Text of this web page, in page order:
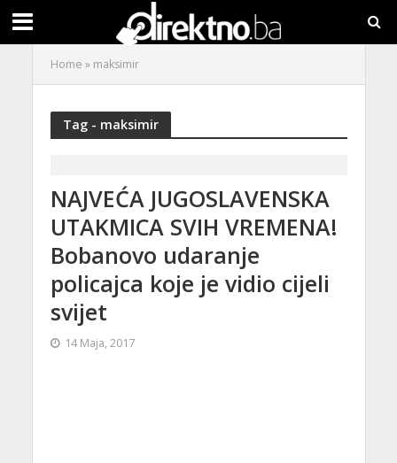
Home » maksimir
Tag - maksimir
NAJVEĆA JUGOSLAVENSKA
UTAKMICA SVIH VREMENA!
Bobanovo udaranje
policajca koje je vidio cijeli
svijet
14 Maja, 2017